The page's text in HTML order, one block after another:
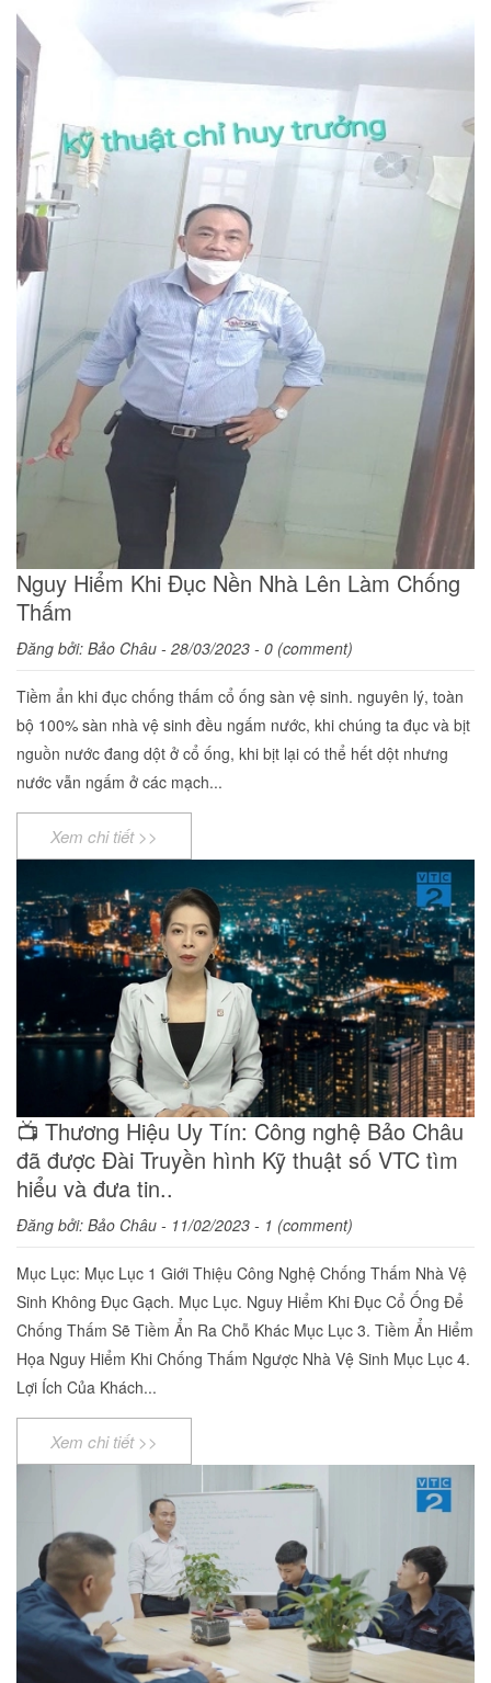
Nguy Hiểm Khi Đục Nền Nhà Lên Làm Chống
Thấm
Đăng bởi: Bảo Châu - 28/03/2023 - 0 (comment)
Tiềm ẩn khi đục chống thấm cổ ống sàn vệ sinh. nguyên lý, toàn
bộ 100% sàn nhà vệ sinh đều ngấm nước, khi chúng ta đục và bịt
nguồn nước đang dột ở cổ ống, khi bịt lại có thể hết dột nhưng
nước vẫn ngấm ở các mạch...
Xem chi tiết >>
​📺 Thương Hiệu Uy Tín: Công nghệ Bảo Châu
đã được Đài Truyền hình Kỹ thuật số VTC tìm
hiểu và đưa tin..
Đăng bởi: Bảo Châu - 11/02/2023 - 1 (comment)
Mục Lục: Mục Lục 1 Giới Thiệu Công Nghệ Chống Thấm Nhà Vệ
Sinh Không Đục Gạch. Mục Lục. Nguy Hiểm Khi Đục Cổ Ống Để
Chống Thấm Sẽ Tiềm Ẩn Ra Chỗ Khác Mục Lục 3. Tiềm Ẩn Hiểm
Họa Nguy Hiểm Khi Chống Thấm Ngược Nhà Vệ Sinh Mục Lục 4.
Lợi Ích Của Khách...
Xem chi tiết >>